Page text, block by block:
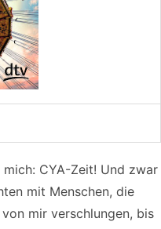
CYA-Zeit! Und zwar
mit Menschen, die
mir verschlungen, bis